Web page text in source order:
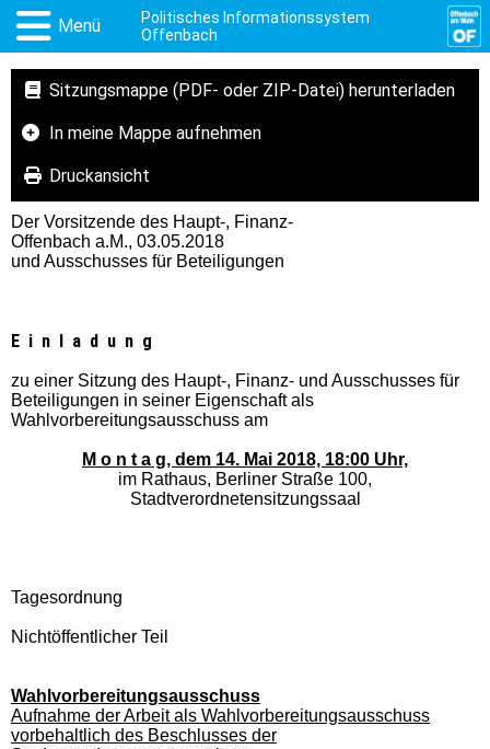
Menü
Politisches Informationssystem
Offenbach
Sitzungsmappe (PDF- oder ZIP-Datei) herunterladen
In meine Mappe aufnehmen
Druckansicht
Der Vorsitzende des Haupt-, Finanz-
Offenbach a.M., 03.05.2018
und Ausschusses für Beteiligungen
E i n l a d u n g
zu einer Sitzung des Haupt-, Finanz- und Ausschusses für
Beteiligungen in seiner Eigenschaft als
Wahlvorbereitungsausschuss am
M o n t a g, dem 14. Mai 2018, 18:00 Uhr,
im Rathaus, Berliner Straße 100,
Stadtverordnetensitzungssaal
Tagesordnung
Nichtöffentlicher Teil
Wahlvorbereitungsausschuss
Aufnahme der Arbeit als Wahlvorbereitungsausschuss
vorbehaltlich des Beschlusses der